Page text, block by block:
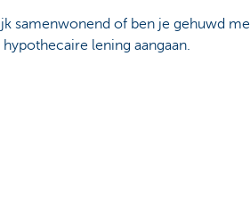
samenwonend of ben je gehuwd
lening aangaan.